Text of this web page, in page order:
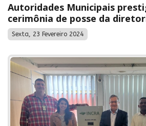
Autoridades Municipais
cerimônia de posse da
Sexta, 23 Fevereiro 2024